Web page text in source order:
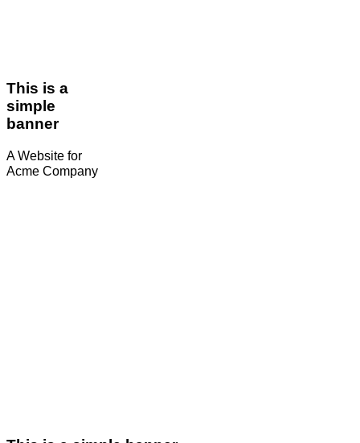
This is a
simple
banner
A Website for
Acme Company